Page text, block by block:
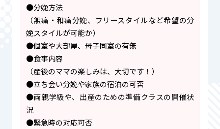
●分娩方法
（無痛・和痛分娩、フリースタイルなど希望の分
娩スタイルが可能か）
●個室や大部屋、母子同室の有無
●食事内容
（産後のママの楽しみは、大切です！）
●立ち会い分娩や家族の宿泊の可否
●両親学級や、出産のための準備クラスの開催状
況
●緊急時の対応可否